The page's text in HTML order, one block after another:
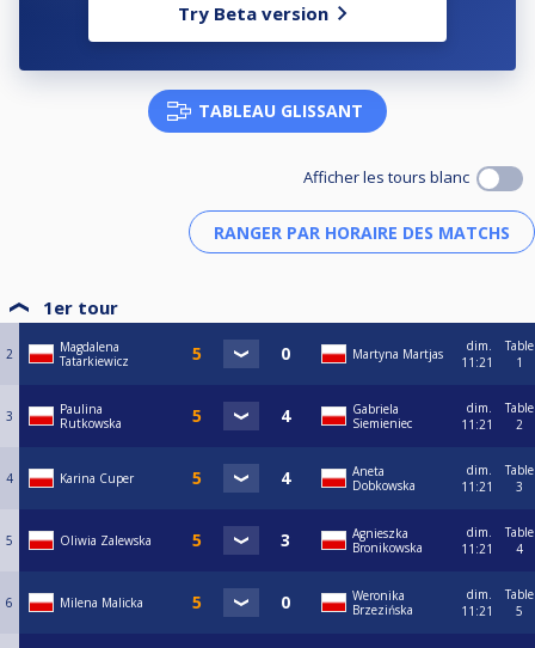
Try Beta version
TABLEAU GLISSANT
Afficher les tours blanc
1er tour
2
Magdalena
Tatarkiewicz
Martyna Martjas
dim.
11:21
Table
1
3
Paulina
Rutkowska
Gabriela
Siemieniec
dim.
11:21
Table
2
4 Karina Cuper
Aneta
Dobkowska
dim.
11:21
Table
3
5 Oliwia Zalewska
Agnieszka
Bronikowska
dim.
11:21
Table
4
6 Milena Malicka
Weronika
Brzezińska
dim.
11:21
Table
5